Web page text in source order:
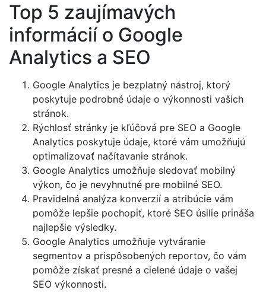
Top 5 zaujímavých
informácií o Google
Analytics a SEO
Google Analytics je bezplatný nástroj, ktorý
poskytuje podrobné údaje o výkonnosti vašich
stránok.
Rýchlosť stránky je kľúčová pre SEO a Google
Analytics poskytuje údaje, ktoré vám umožňujú
optimalizovať načítavanie stránok.
Google Analytics umožňuje sledovať mobilný
výkon, čo je nevyhnutné pre mobilné SEO.
Pravidelná analýza konverzií a atribúcie vám
pomôže lepšie pochopiť, ktoré SEO úsilie prináša
najlepšie výsledky.
Google Analytics umožňuje vytváranie
segmentov a prispôsobených reportov, čo vám
pomôže získať presné a cielené údaje o vašej
SEO výkonnosti.